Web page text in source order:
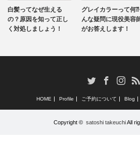
白髪ってなぜ生える
の？原因を知って正し
く対処しましょう！
グレイカラーって何
んな疑問に現役美容
がお答えします！
Twitter
RSS
HOME Profile ご予約について Blog
Copyright © satoshi takeuchiAll